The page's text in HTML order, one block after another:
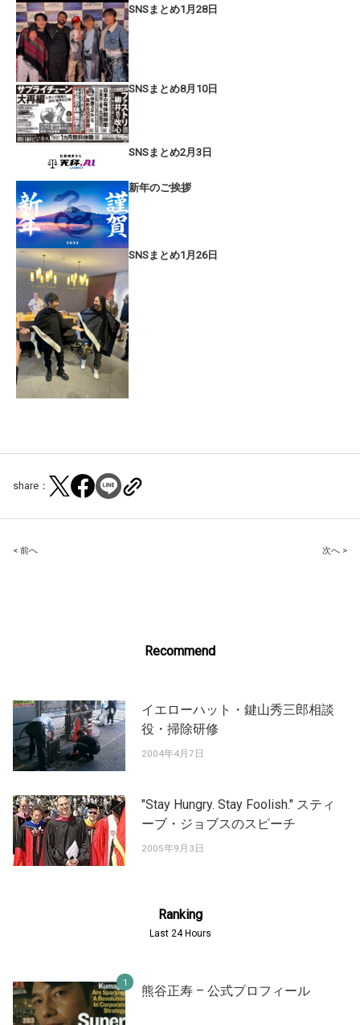
SNSまとめ1月28日
SNSまとめ8月10日
SNSまとめ2月3日
新年のご挨拶
SNSまとめ1月26日
share：
Post
< 前へ 次へ >
Recommend
イエローハット・鍵山秀三郎相談
役・掃除研修
2004年4月7日
"Stay Hungry. Stay Foolish." スティ
ーブ・ジョブスのスピーチ
2005年9月3日
Ranking
Last 24 Hours
熊谷正寿 – 公式プロフィール